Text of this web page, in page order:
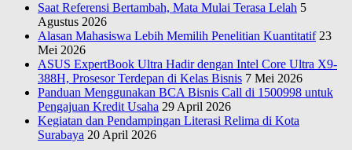
Saat Referensi Bertambah, Mata Mulai Terasa Lelah 5
Agustus 2026
Alasan Mahasiswa Lebih Memilih Penelitian Kuantitatif 23
Mei 2026
ASUS ExpertBook Ultra Hadir dengan Intel Core Ultra X9-
388H, Prosesor Terdepan di Kelas Bisnis 7 Mei 2026
Panduan Menggunakan BCA Bisnis Call di 1500998 untuk
Pengajuan Kredit Usaha 29 April 2026
Kegiatan dan Pendampingan Literasi Relima di Kota
Surabaya 20 April 2026